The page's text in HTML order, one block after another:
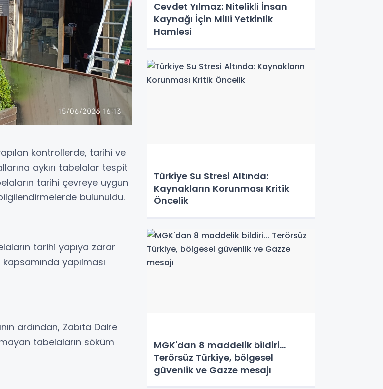
kontrollerde, tarihi ve
aykırı tabelalar tespit
tarihi çevreye uygun
bulunuldu.
tarihi yapıya zarar
yapılması
ardından, Zabıta Daire
tabelaların söküm
Cevdet Yılmaz: Nitelikli İnsan
Kaynağı İçin Milli Yetkinlik
Hamlesi
Türkiye Su Stresi Altında:
Kaynakların Korunması Kritik
Öncelik
MGK'dan 8 maddelik bildiri...
Terörsüz Türkiye, bölgesel
güvenlik ve Gazze mesajı